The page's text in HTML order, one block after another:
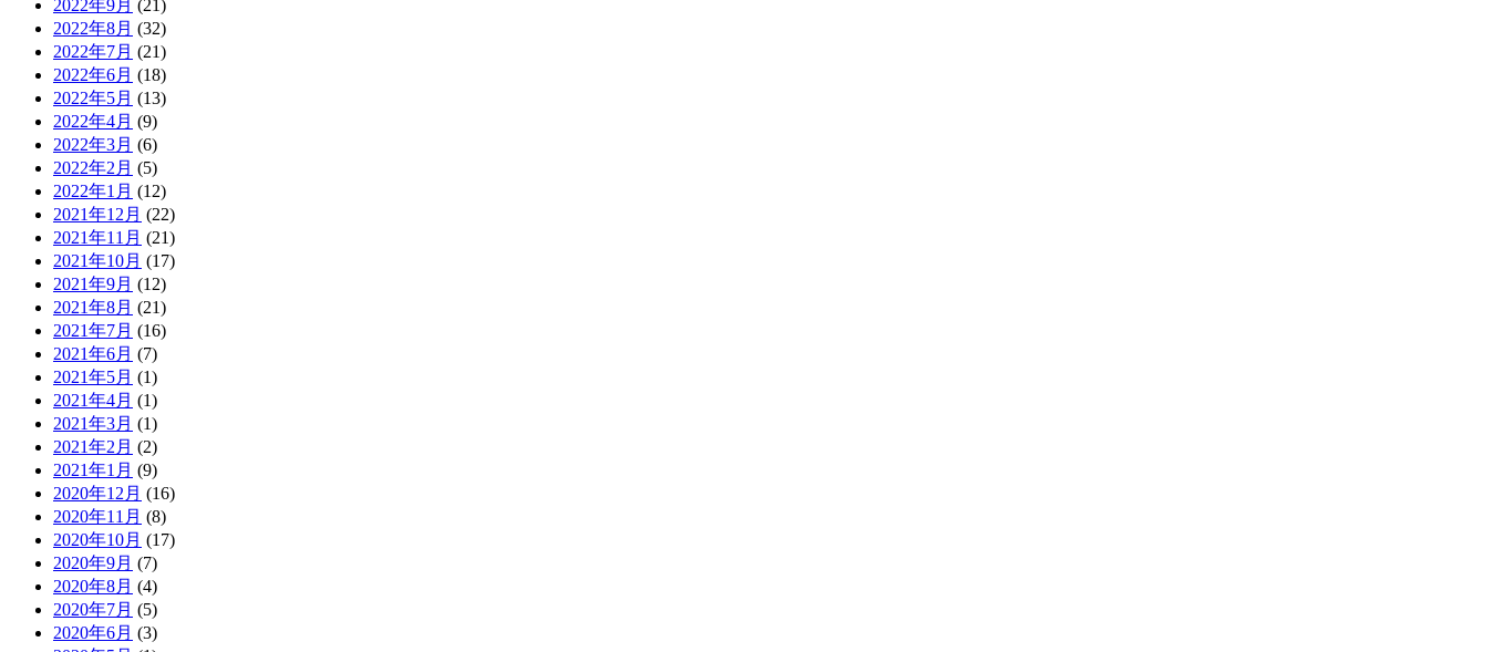
2022年9月 (21)
2022年8月 (32)
2022年7月 (21)
2022年6月 (18)
2022年5月 (13)
2022年4月 (9)
2022年3月 (6)
2022年2月 (5)
2022年1月 (12)
2021年12月 (22)
2021年11月 (21)
2021年10月 (17)
2021年9月 (12)
2021年8月 (21)
2021年7月 (16)
2021年6月 (7)
2021年5月 (1)
2021年4月 (1)
2021年3月 (1)
2021年2月 (2)
2021年1月 (9)
2020年12月 (16)
2020年11月 (8)
2020年10月 (17)
2020年9月 (7)
2020年8月 (4)
2020年7月 (5)
2020年6月 (3)